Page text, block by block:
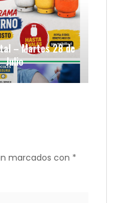
– Martes 28 de
Julio
marcados con *